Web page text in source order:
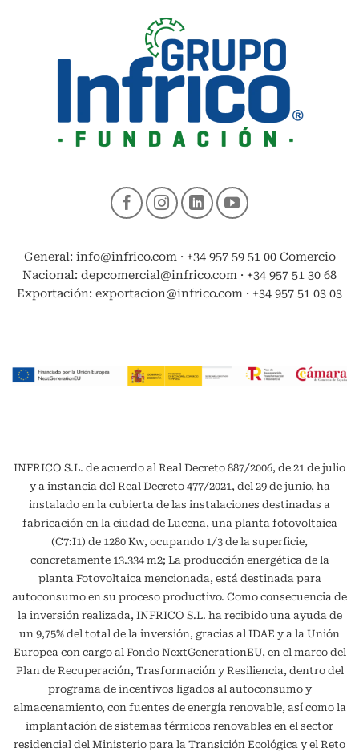
General: info@infrico.com · +34 957 59 51 00 Comercio
Nacional: depcomercial@infrico.com · +34 957 51 30 68
Exportación: exportacion@infrico.com · +34 957 51 03 03
INFRICO S.L. de acuerdo al Real Decreto 887/2006, de 21 de julio
y a instancia del Real Decreto 477/2021, del 29 de junio, ha
instalado en la cubierta de las instalaciones destinadas a
fabricación en la ciudad de Lucena, una planta fotovoltaica
(C7:I1) de 1280 Kw, ocupando 1/3 de la superficie,
concretamente 13.334 m2; La producción energética de la
planta Fotovoltaica mencionada, está destinada para
autoconsumo en su proceso productivo. Como consecuencia de
la inversión realizada, INFRICO S.L. ha recibido una ayuda de
un 9,75% del total de la inversión, gracias al IDAE y a la Unión
Europea con cargo al Fondo NextGenerationEU, en el marco del
Plan de Recuperación, Trasformación y Resiliencia, dentro del
programa de incentivos ligados al autoconsumo y
almacenamiento, con fuentes de energía renovable, así como la
implantación de sistemas térmicos renovables en el sector
residencial del Ministerio para la Transición Ecológica y el Reto